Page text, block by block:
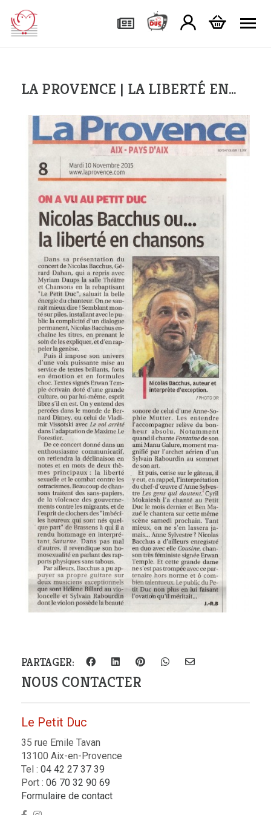
LA PROVENCE | LA LIBERTÉ EN…
PARTAGER:
NOUS CONTACTER
Le Petit Duc
35 rue Emile Tavan
13100 Aix-en-Provence
Tel : 04 42 27 37 39
Port : 06 70 32 90 69
Formulaire de contact